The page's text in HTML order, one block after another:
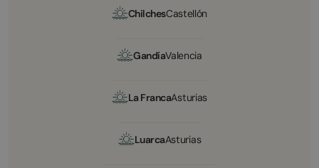
ChilchesCastellón
GandíaValencia
La FrancaAsturias
LuarcaAsturias